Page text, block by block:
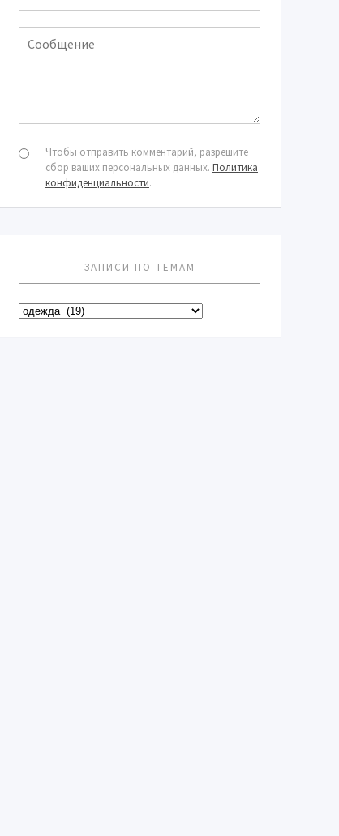
Чтобы отправить комментарий, разрешите
сбор ваших персональных данных. Политика
конфиденциальности.
ЗАПИСИ ПО ТЕМАМ